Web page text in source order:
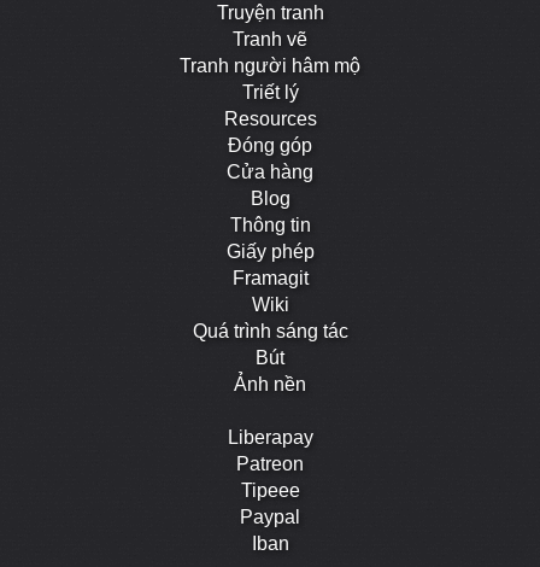
Truyện tranh
Tranh vẽ
Tranh người hâm mộ
Triết lý
Resources
Đóng góp
Cửa hàng
Blog
Thông tin
Giấy phép
Framagit
Wiki
Quá trình sáng tác
Bút
Ảnh nền
Liberapay
Patreon
Tipeee
Paypal
Iban